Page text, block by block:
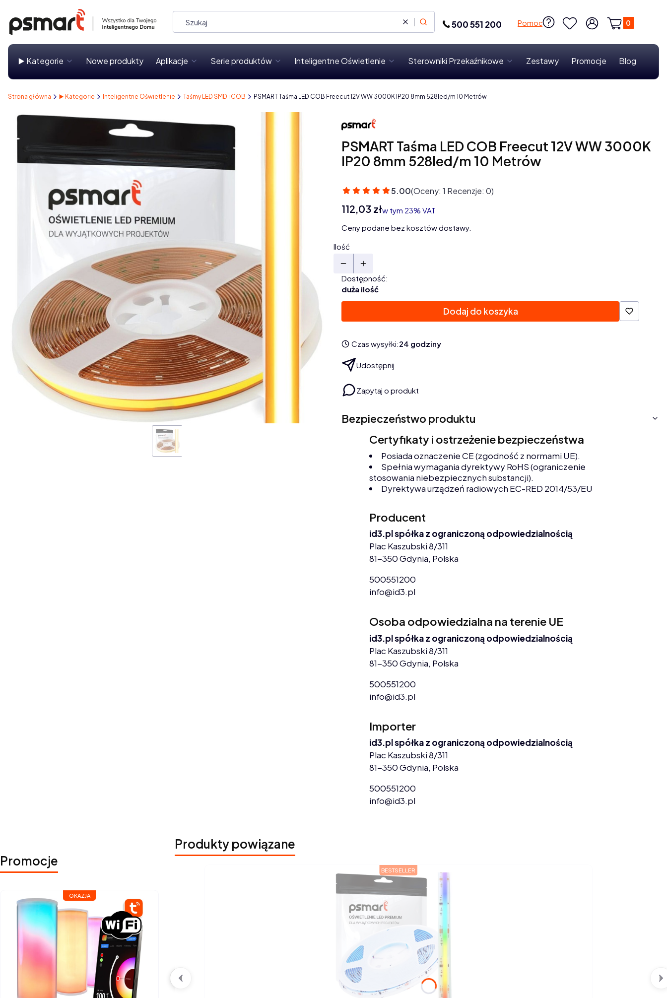
WyczyśćSzukaj 500 551 200 Pomoc
UlubioneZaloguj się
Produkty w
Koszyk
▶️ Kategorie Nowe produkty Aplikacje Serie produktów Inteligentne Oświetlenie Sterowniki Przekaźnikowe Zestawy Promocje Blog
Strona główna ▶️ Kategorie Inteligentne Oświetlenie Taśmy LED SMD i COB PSMART Taśma LED COB Freecut 12V WW 3000K IP20 8mm 528led/m 10 Metrów
PSMART Taśma LED COB Freecut 12V WW 3000K
IP20 8mm 528led/m 10 Metrów
5.00(Oceny: 1 Recenzje: 0)
Cena
112,03 złw tym 23% VAT
w tym 23% VAT
Ceny podane bez kosztów dostawy.
Ilość
Dostępność:
duża ilość
Dodaj do koszyka
Czas wysyłki:24 godziny
Udostępnij
Zapytaj o produkt
Bezpieczeństwo produktu
Certyfikaty i ostrzeżenie bezpieczeństwa
Posiada oznaczenie CE (zgodność z normami UE).
Spełnia wymagania dyrektywy RoHS (ograniczenie
stosowania niebezpiecznych substancji).
Dyrektywa urządzeń radiowych EC-RED 2014/53/EU
Producent
id3.pl spółka z ograniczoną odpowiedzialnością
Plac Kaszubski 8/311
81-350 Gdynia, Polska
500551200
info@id3.pl
Osoba odpowiedzialna na terenie UE
id3.pl spółka z ograniczoną odpowiedzialnością
Plac Kaszubski 8/311
81-350 Gdynia, Polska
500551200
info@id3.pl
Importer
id3.pl spółka z ograniczoną odpowiedzialnością
Plac Kaszubski 8/311
81-350 Gdynia, Polska
500551200
info@id3.pl
Promocje
OKAZJA
Produkty powiązane
BESTSELLER